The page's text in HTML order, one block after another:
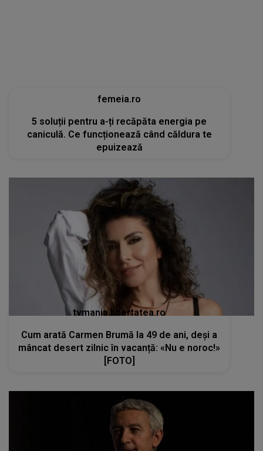
femeia.ro
5 soluții pentru a-ți recăpăta energia pe
caniculă. Ce funcționează când căldura te
epuizează
tvmania.libertatea.ro
Cum arată Carmen Brumă la 49 de ani, deși a
mâncat desert zilnic în vacanță: «Nu e noroc!»
[FOTO]